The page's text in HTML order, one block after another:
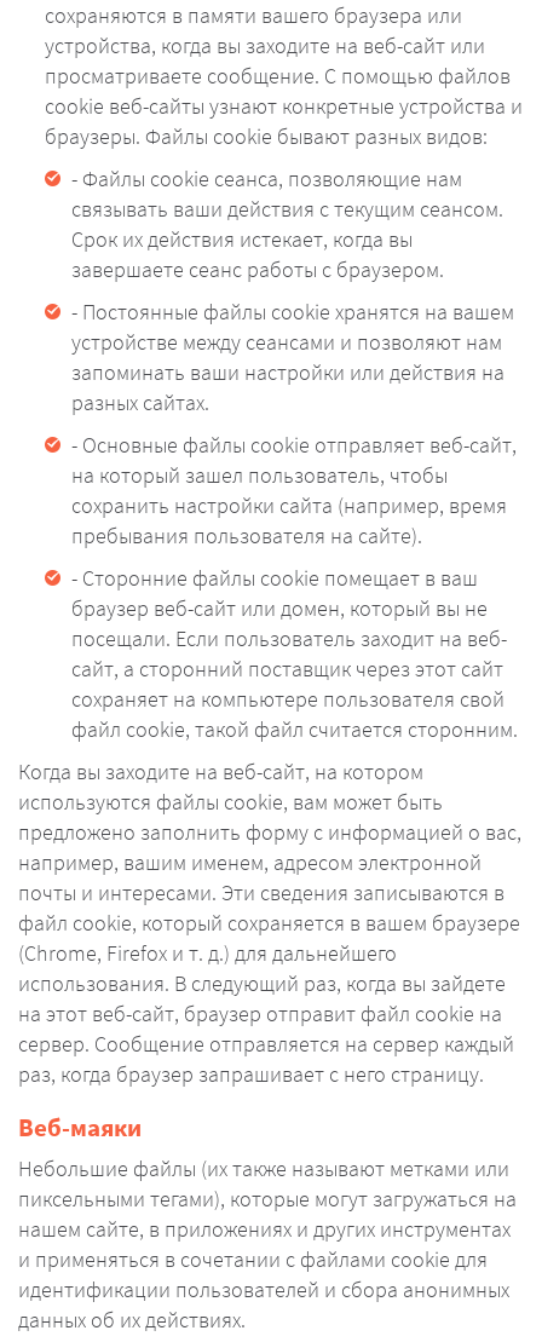
сохраняются в памяти вашего браузера или
устройства, когда вы заходите на веб-сайт или
просматриваете сообщение. С помощью файлов
cookie веб-сайты узнают конкретные устройства и
браузеры. Файлы cookie бывают разных видов:
- Файлы cookie сеанса, позволяющие нам
связывать ваши действия с текущим сеансом.
Срок их действия истекает, когда вы
завершаете сеанс работы с браузером.
- Постоянные файлы cookie хранятся на вашем
устройстве между сеансами и позволяют нам
запоминать ваши настройки или действия на
разных сайтах.
- Основные файлы cookie отправляет веб-сайт,
на который зашел пользователь, чтобы
сохранить настройки сайта (например, время
пребывания пользователя на сайте).
- Сторонние файлы cookie помещает в ваш
браузер веб-сайт или домен, который вы не
посещали. Если пользователь заходит на веб-
сайт, а сторонний поставщик через этот сайт
сохраняет на компьютере пользователя свой
файл cookie, такой файл считается сторонним.
Когда вы заходите на веб-сайт, на котором
используются файлы cookie, вам может быть
предложено заполнить форму с информацией о вас,
например, вашим именем, адресом электронной
почты и интересами. Эти сведения записываются в
файл cookie, который сохраняется в вашем браузере
(Chrome, Firefox и т. д.) для дальнейшего
использования. В следующий раз, когда вы зайдете
на этот веб-сайт, браузер отправит файл cookie на
сервер. Сообщение отправляется на сервер каждый
раз, когда браузер запрашивает с него страницу.
Веб-маяки
Небольшие файлы (их также называют метками или
пиксельными тегами), которые могут загружаться на
нашем сайте, в приложениях и других инструментах
и применяться в сочетании с файлами cookie для
идентификации пользователей и сбора анонимных
данных об их действиях.